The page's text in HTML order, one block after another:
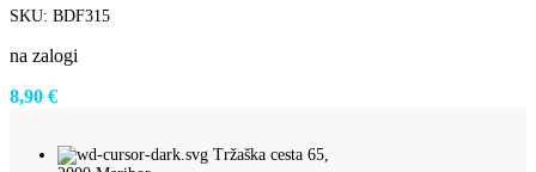
SKU: BDF315
na zalogi
8,90 €
Tržaška cesta 65,